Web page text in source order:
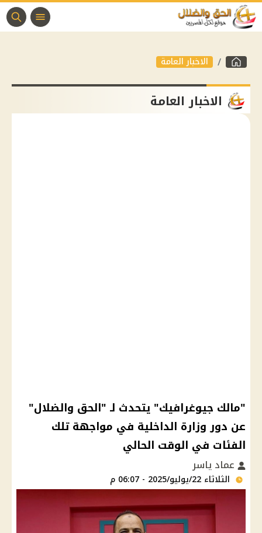
الاخبار العامة
الاخبار العامة
"مالك جيوغرافيك" يتحدث لـ "الحق والضلال"
عن دور وزارة الداخلية في مواجهة تلك
الفئات في الوقت الحالي
عماد ياسر
الثلاثاء 22/يوليو/2025 - 06:07 م